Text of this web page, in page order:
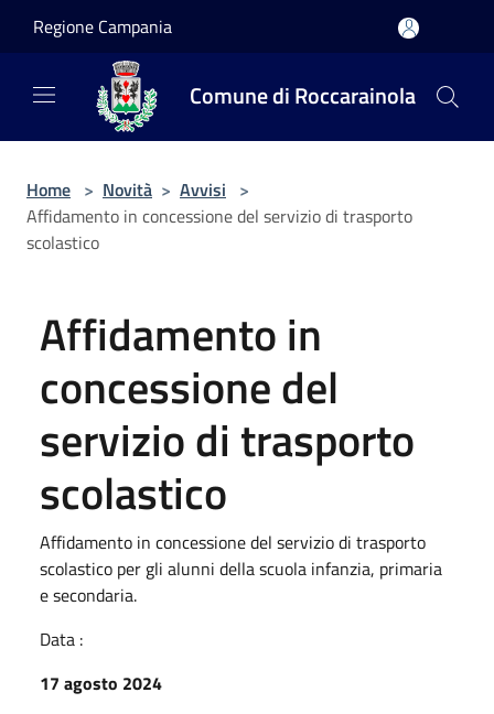
Regione Campania
Comune di Roccarainola
Home > Novità > Avvisi >
Affidamento in concessione del servizio di trasporto
scolastico
Affidamento in
concessione del
servizio di trasporto
scolastico
Affidamento in concessione del servizio di trasporto
scolastico per gli alunni della scuola infanzia, primaria
e secondaria.
Data :
17 agosto 2024